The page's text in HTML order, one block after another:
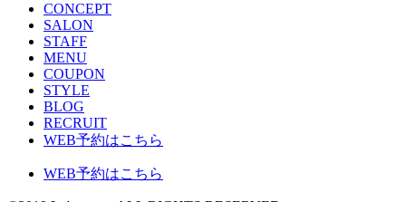
CONCEPT
SALON
STAFF
MENU
COUPON
STYLE
BLOG
RECRUIT
WEB予約はこちら
WEB予約はこちら